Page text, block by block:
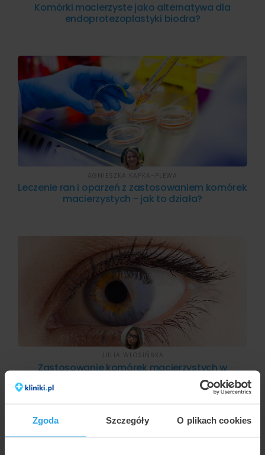
Zgoda Szczegóły O plikach cookies
Komórki macierzyste jako alternatywa dla
endoprotezoplastyki biodra?
Leczenie ran i oparzeń z zastosowaniem komórek
macierzystych - jak to działa?
AGNIESZKA KAPKA-PLEWA
Zastosowanie komórek macierzystych w
JULIA WŁOSIŃSKA